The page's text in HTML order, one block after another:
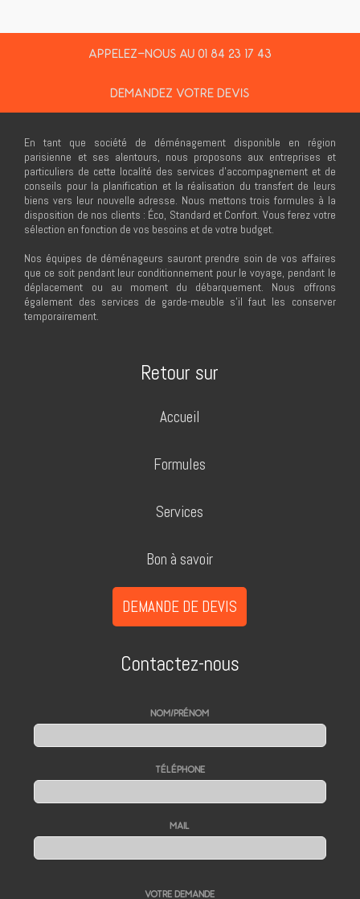
APPELEZ-NOUS AU 01 84 23 17 43
DEMANDEZ VOTRE DEVIS
En tant que société de déménagement disponible en région
parisienne et ses alentours, nous proposons aux entreprises et
particuliers de cette localité des services d’accompagnement et de
conseils pour la planification et la réalisation du transfert de leurs
biens vers leur nouvelle adresse. Nous mettons trois formules à la
disposition de nos clients : Éco, Standard et Confort. Vous ferez votre
sélection en fonction de vos besoins et de votre budget.
Nos équipes de déménageurs sauront prendre soin de vos affaires
que ce soit pendant leur conditionnement pour le voyage, pendant le
déplacement ou au moment du débarquement. Nous offrons
également des services de garde-meuble s’il faut les conserver
temporairement.
Retour sur
Accueil
Formules
Services
Bon à savoir
DEMANDE DE DEVIS
Contactez-nous
NOM/PRÉNOM
TÉLÉPHONE
MAIL
VOTRE DEMANDE